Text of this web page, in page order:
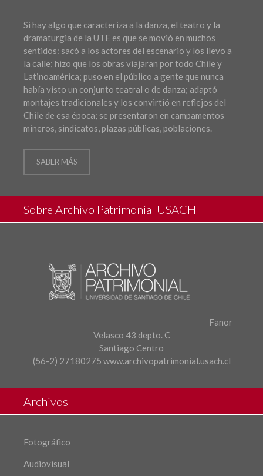
Si hay algo que caracteriza a la danza, el teatro y la
dramaturgia de la UTE es que se movió en muchos
sentidos: sacó a los actores del escenario y los llevo a
la calle; hizo que los obras viajaran por todo Chile y
Latinoamérica; puso en el público a gente que nunca
había visto un conjunto teatral o de danza; adaptó
montajes tradicionales y los convirtió en reflejos del
Chile de esa época; se presentaron en campamentos
mineros, sindicatos, plazas públicas, poblaciones.
SABER MÁS
Sobre Archivo Patrimonial USACH
Fanor
Velasco 43 depto. C
Santiago Centro
(56-2) 27180275 www.archivopatrimonial.usach.cl
Archivos
Fotográfico
Audiovisual